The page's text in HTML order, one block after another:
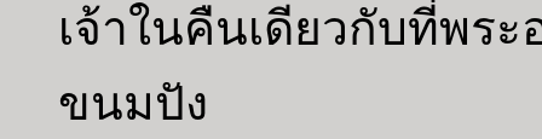
เจ้าในคืนเดียวกับที่พ
ขนมปัง